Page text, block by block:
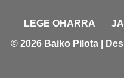
LEGE OHARRA
© 2026 Baiko Pilota |